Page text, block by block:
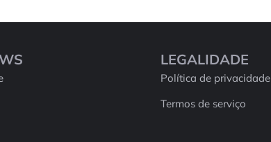
LEGALIDADE
Política de privacidade
Termos de serviço